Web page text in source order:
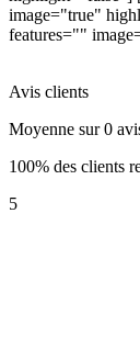
image="true"
features=""
Avis clients
Moyenne sur 0
100% des
5